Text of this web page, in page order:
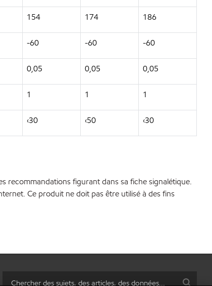
154 174 186
-60 -60 -60
0,05 0,05 0,05
1 1 1
‹30 ‹50 ‹30
recommandations figurant dans sa fiche signalétique.
Ce produit ne doit pas être utilisé à des fins